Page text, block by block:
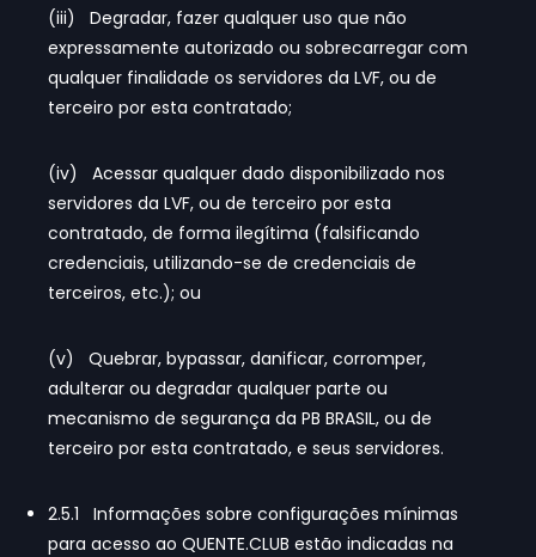
(iii) Degradar, fazer qualquer uso que não
expressamente autorizado ou sobrecarregar com
qualquer finalidade os servidores da LVF, ou de
terceiro por esta contratado;
(iv) Acessar qualquer dado disponibilizado nos
servidores da LVF, ou de terceiro por esta
contratado, de forma ilegítima (falsificando
credenciais, utilizando-se de credenciais de
terceiros, etc.); ou
(v) Quebrar, bypassar, danificar, corromper,
adulterar ou degradar qualquer parte ou
mecanismo de segurança da PB BRASIL, ou de
terceiro por esta contratado, e seus servidores.
2.5.1 Informações sobre configurações mínimas
para acesso ao QUENTE.CLUB estão indicadas na